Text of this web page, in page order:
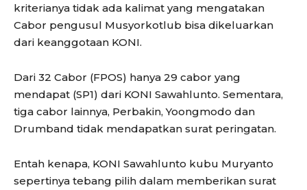
kriterianya tidak ada kalimat yang mengatakan
Cabor pengusul Musyorkotlub bisa dikeluarkan
dari keanggotaan KONI.
Dari 32 Cabor (FPOS) hanya 29 cabor yang
mendapat (SP1) dari KONI Sawahlunto. Sementara,
tiga cabor lainnya, Perbakin, Yoongmodo dan
Drumband tidak mendapatkan surat peringatan.
Entah kenapa, KONI Sawahlunto kubu Muryanto
sepertinya tebang pilih dalam memberikan surat